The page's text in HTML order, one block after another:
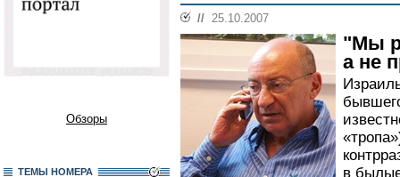
Обзоры
ТЕМЫ НОМЕРА
// 25.10.2007
"Мы
а не
в